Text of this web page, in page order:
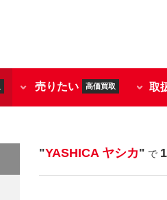
売りたい 高価買取 取
"YASHICA ヤシカ" で